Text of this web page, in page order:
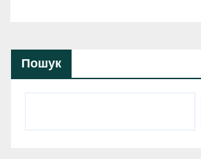
Пошук